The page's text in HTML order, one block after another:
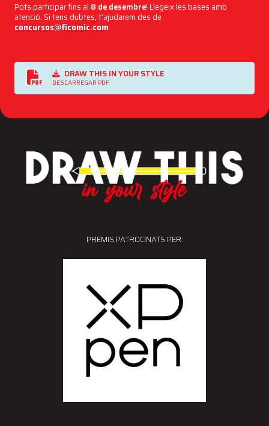
Pots participar fins al 8 de desembre! Llegeix les bases amb
atenció. Si tens dubtes, t’ajudarem des de
concursos@ficomic.com
DRAW THIS IN YOUR STYLE
DESCARREGAR PDF
PREMIS PATROCINATS PER: